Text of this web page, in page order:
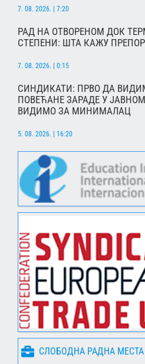
7. 08. 2026. | 7:20
РАД НА ОТВОРЕНОМ ДОК
СТЕПЕНИ: ШТА КАЖУ
7. 08. 2026. | 0:15
СИНДИКАТИ: ПРВО ДА
ПОВЕЋАНЕ ЗАРАДЕ У
ВИДИМО ЗА МИНИМАЛАЦ
5. 08. 2026. | 16:20
СЛОБОДНА РАДНА МЕСТА